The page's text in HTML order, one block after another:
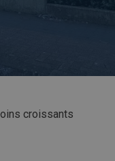
croissants